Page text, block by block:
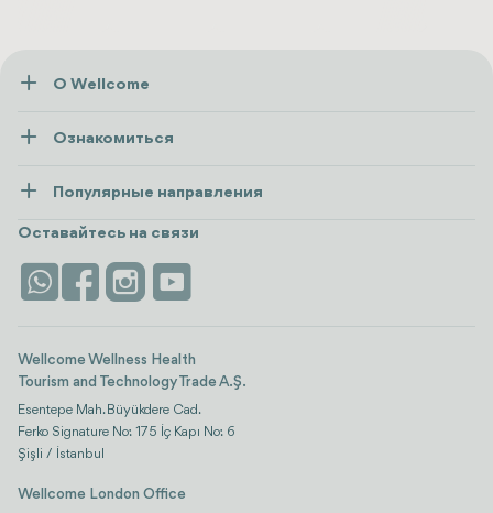
О Wellcome
Пресса
Безопасность
Контакты
Ознакомиться
Wellness
Размещение
Достопримечательности
Отзывы
Популярные направления
посмотреть все
Istanbul
Оставайтесь на связи
Wellcome Wellness Health
Tourism and Technology Trade A.Ş.
Esentepe Mah. Büyükdere Cad.
Ferko Signature No: 175 İç Kapı No: 6
Şişli / İstanbul
Wellcome London Office